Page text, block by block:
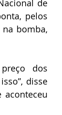
de
pelos
bomba,
dos
disse